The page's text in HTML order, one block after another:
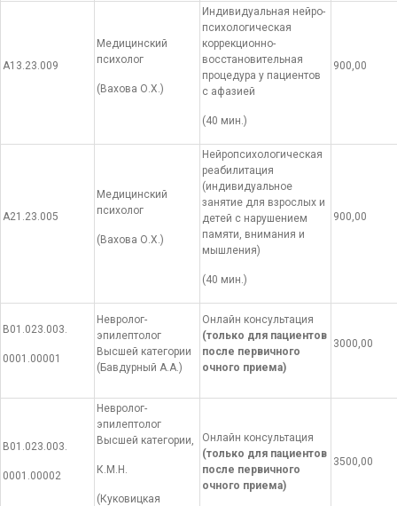
А13.23.009
Медицинский
психолог
(Вахова О.Х.)
Индивидуальная нейро-
психологическая
коррекционно-
восстановительная
процедура у пациентов
с афазией
(40 мин.)
900,00
А21.23.005
Медицинский
психолог
(Вахова О.Х.)
Нейропсихологическая
реабилитация
(индивидуальное
занятие для взрослых и
детей с нарушением
памяти, внимания и
мышления)
(40 мин.)
900,00
В01.023.003.
0001.00001
Невролог-
эпилептолог
Высшей категории
(Бавдурный А.А.)
Онлайн консультация
(только для пациентов
после первичного
очного приема)
3000,00
В01.023.003.
0001.00002
Невролог-
эпилептолог
Высшей категории,
К.М.Н.
(Куковицкая
Онлайн консультация
(только для пациентов
после первичного
очного приема)
3500,00